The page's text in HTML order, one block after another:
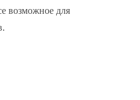
возможное для